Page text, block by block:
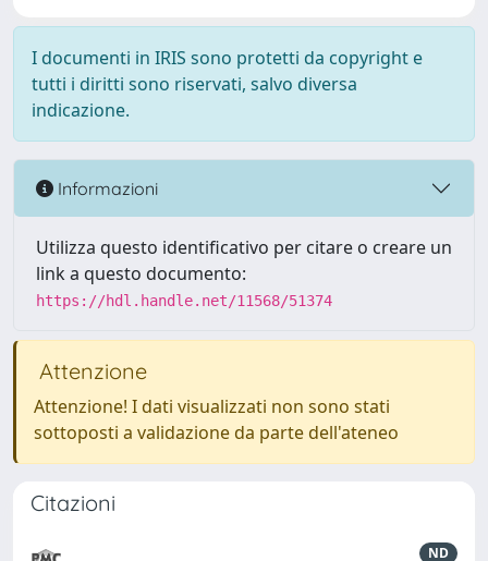
I documenti in IRIS sono protetti da copyright e
tutti i diritti sono riservati, salvo diversa
indicazione.
Informazioni
Utilizza questo identificativo per citare o creare un
link a questo documento:
https://hdl.handle.net/11568/51374
Attenzione
Attenzione! I dati visualizzati non sono stati
sottoposti a validazione da parte dell'ateneo
Citazioni
ND